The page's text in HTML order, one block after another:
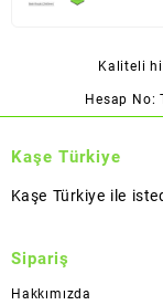
Kaliteli
Hesap No:
Kaşe Türkiye
Kaşe Türkiye ile
Sipariş
Hakkımızda